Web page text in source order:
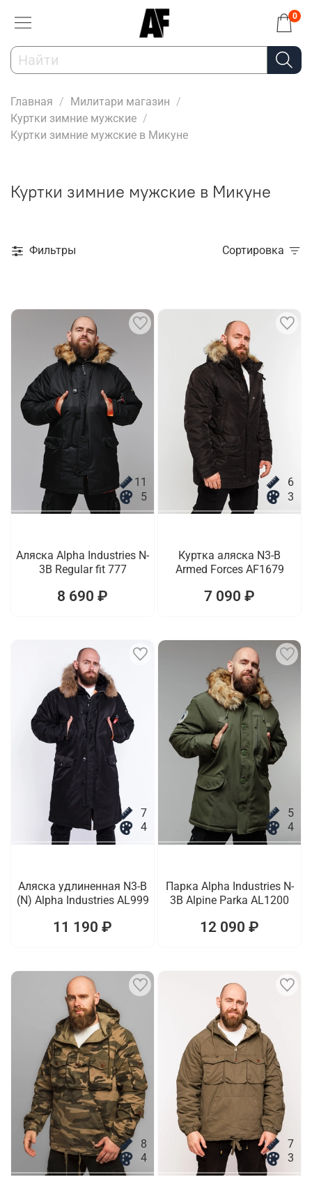
0
Главная
Милитари магазин
Куртки зимние мужские
Куртки зимние мужские в Микуне
Куртки зимние мужские в Микуне
Фильтры Сортировка
11
5
Аляска Alpha Industries N-
3B Regular fit 777
8 690 ₽
6
3
Куртка аляска N3-B
Armed Forces AF1679
7 090 ₽
7
4
Аляска удлиненная N3-B
(N) Alpha Industries AL999
11 190 ₽
5
4
Парка Alpha Industries N-
3B Alpine Parka AL1200
12 090 ₽
8
4
7
3